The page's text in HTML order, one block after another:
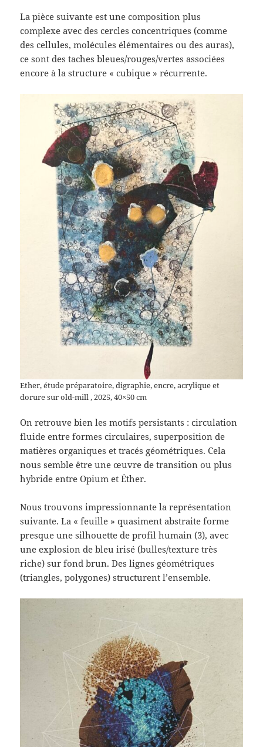
La pièce suivante est une composition plus
complexe avec des cercles concentriques (comme
des cellules, molécules élémentaires ou des auras),
ce sont des taches bleues/rouges/vertes associées
encore à la structure « cubique » récurrente.
Ether, étude préparatoire, digraphie, encre, acrylique et
dorure sur old-mill , 2025, 40×50 cm
On retrouve bien les motifs persistants : circulation
fluide entre formes circulaires, superposition de
matières organiques et tracés géométriques. Cela
nous semble être une œuvre de transition ou plus
hybride entre Opium et Éther.
Nous trouvons impressionnante la représentation
suivante. La « feuille » quasiment abstraite forme
presque une silhouette de profil humain (3), avec
une explosion de bleu irisé (bulles/texture très
riche) sur fond brun. Des lignes géométriques
(triangles, polygones) structurent l’ensemble.